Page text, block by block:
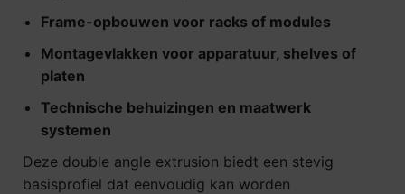
Frame-opbouwen voor racks of modules
Montagevlakken voor apparatuur, shelves of
platen
Technische behuizingen en maatwerk
systemen
Deze double angle extrusion biedt een stevig
basisprofiel dat eenvoudig kan worden